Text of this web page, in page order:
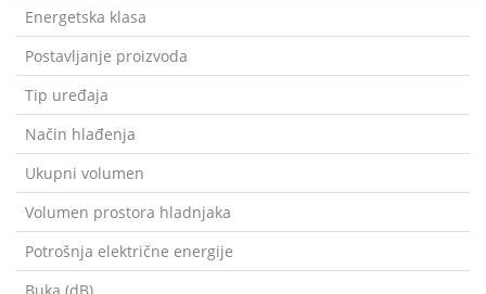
Energetska klasa
Postavljanje proizvoda
Tip uređaja
Način hlađenja
Ukupni volumen
Volumen prostora hladnjaka
Potrošnja električne energije